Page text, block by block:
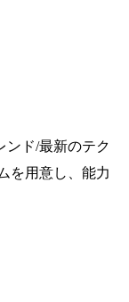
ンド/最新のテク
を用意し、能力